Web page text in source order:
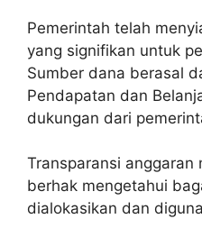
Pemerintah telah
yang signifikan untuk
Sumber dana berasal
Pendapatan dan
dukungan dari
Transparansi
berhak mengetahui
dialokasikan dan